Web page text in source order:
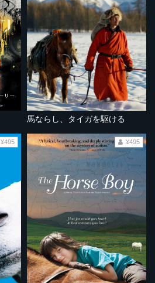
馬ならし、タイガを駆ける
¥495 ¥495